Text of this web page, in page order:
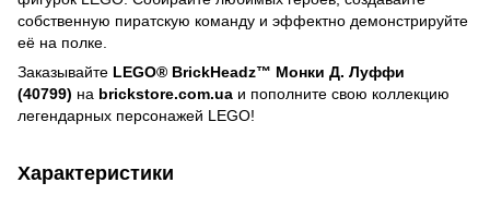
собственную пиратскую команду и эффектно демонстрируйте
её на полке.
Заказывайте LEGO® BrickHeadz™ Монки Д. Луффи
(40799) на brickstore.com.ua и пополните свою коллекцию
легендарных персонажей LEGO!
Характеристики